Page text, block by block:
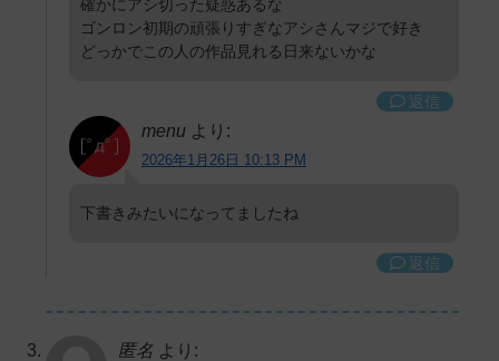
確かにアシ切った疑惑あるな
ゴンロン初期の頑張りすぎなアシさんマジで好き
どっかでこの人の作品見れる日来ないかな
返信
menu より:
2026年1月26日 10:13 PM
下書きみたいになってましたね
返信
匿名 より: